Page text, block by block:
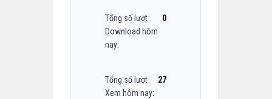
Tổng số lượt
Download hôm
nay:
0
Tổng số lượt
Xem hôm nay:
27